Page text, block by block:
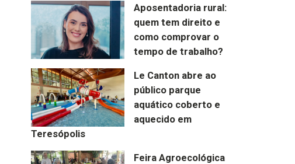
Aposentadoria rural:
quem tem direito e
como comprovar o
tempo de trabalho?
Le Canton abre ao
público parque
aquático coberto e
aquecido em
Teresópolis
Feira Agroecológica